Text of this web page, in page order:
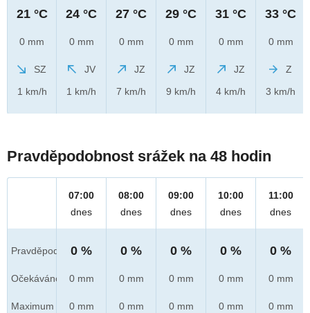
21 °C
0 mm
SZ
1 km/h
24 °C
0 mm
JV
1 km/h
27 °C
0 mm
JZ
7 km/h
29 °C
0 mm
JZ
9 km/h
31 °C
0 mm
JZ
4 km/h
33 °C
0 mm
Z
3 km/h
Pravděpodobnost srážek na 48 hodin
Pravděpod.
Očekáváno
Maximum
07:00
dnes
0 %
0 mm
0 mm
08:00
dnes
0 %
0 mm
0 mm
09:00
dnes
0 %
0 mm
0 mm
10:00
dnes
0 %
0 mm
0 mm
11:00
dnes
0 %
0 mm
0 mm